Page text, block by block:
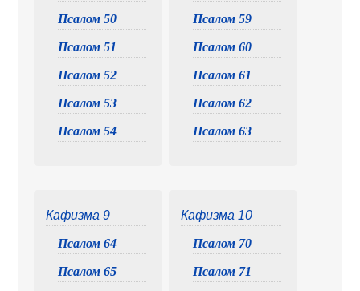
Псалом 50
Псалом 51
Псалом 52
Псалом 53
Псалом 54
Псалом 59
Псалом 60
Псалом 61
Псалом 62
Псалом 63
Кафизма 9
Псалом 64
Псалом 65
Кафизма 10
Псалом 70
Псалом 71